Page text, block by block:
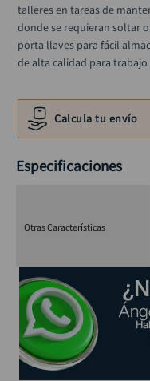
talleres en tareas de
donde se requieran soltar
porta llaves para fácil
de alta calidad para
Calcula tu envío
Especificaciones
Otras Características